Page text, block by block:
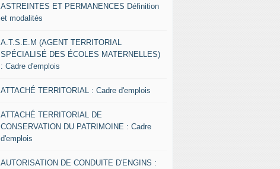
ASTREINTES ET PERMANENCES Définition
et modalités
A.T.S.E.M (AGENT TERRITORIAL
SPÉCIALISÉ DES ÉCOLES MATERNELLES)
: Cadre d'emplois
ATTACHÉ TERRITORIAL : Cadre d'emplois
ATTACHÉ TERRITORIAL DE
CONSERVATION DU PATRIMOINE : Cadre
d'emplois
AUTORISATION DE CONDUITE D'ENGINS :